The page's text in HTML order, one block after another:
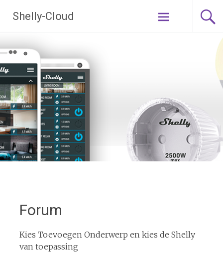
naar
de
Shelly-Cloud
Forum
Kies Toevoegen Onderwerp en kies de Shelly
van toepassing